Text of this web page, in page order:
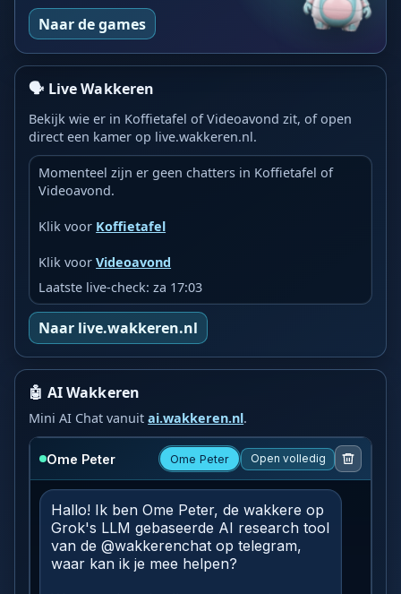
Naar de games
🗣️ Live Wakkeren
Bekijk wie er in Koffietafel of Videoavond zit, of open
direct een kamer op live.wakkeren.nl.
Momenteel zijn er geen chatters in Koffietafel of
Videoavond.
Klik voor Koffietafel
Klik voorVideoavond
Laatste live-check: za 17:03
Naar live.wakkeren.nl
🤖 AI Wakkeren
Mini AI Chat vanuitai.wakkeren.nl.